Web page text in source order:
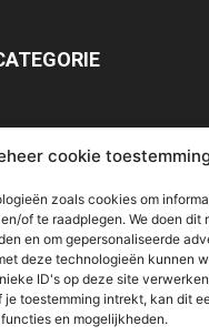
cookie
zoals cookies om
of te raadplegen. We doen dit
en om gepersonaliseerde
deze technologieën kunnen
ID's op deze site
je toestemming intrekt, kan dit
en mogelijkheden.